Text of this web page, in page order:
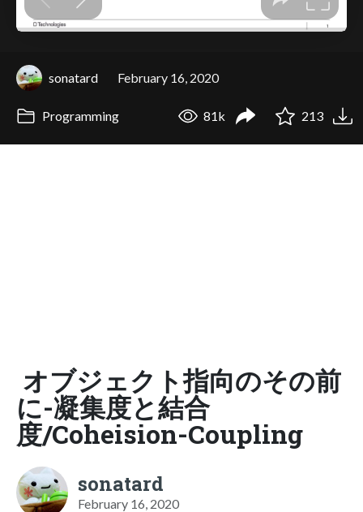
sonatard February 16, 2020
Programming 81k 213
オブジェクト指向のその前
に-凝集度と結合
度/Coheision-Coupling
sonatard
February 16, 2020